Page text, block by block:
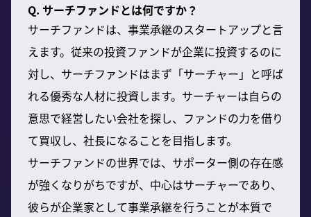
Q. サーチファンドとは何ですか？
サーチファンドは、事業承継のスタートアップと言
えます。従来の投資ファンドが企業に投資するのに
対し、サーチファンドはまず「サーチャー」と呼ば
れる優秀な人材に投資します。サーチャーは自らの
意思で経営したい会社を探し、ファンドの力を借り
て買収し、社長になることを目指します。
サーチファンドの世界では、サポーター側の存在感
が強くなりがちですが、中心はサーチャーであり、
彼らが企業家として事業承継を行うことが本質で